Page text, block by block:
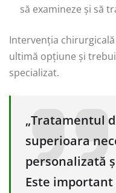
să examineze și să
Intervenția
ultimă opțiune și
specializat.
„Tratamentul
superioara
personalizată
Este important